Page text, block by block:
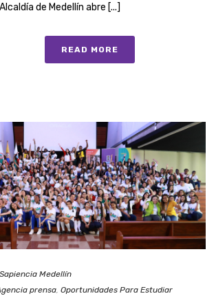
de Medellín abre [...]
READ MORE
Sapiencia Medellín
prensa, Oportunidades Para Estudiar